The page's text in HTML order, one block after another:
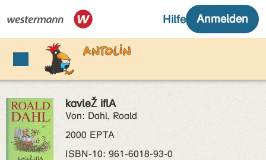
kavleŽ iflA
Von: Dahl, Roald
2000 EPTA
ISBN‑10: 961-6018-93-0